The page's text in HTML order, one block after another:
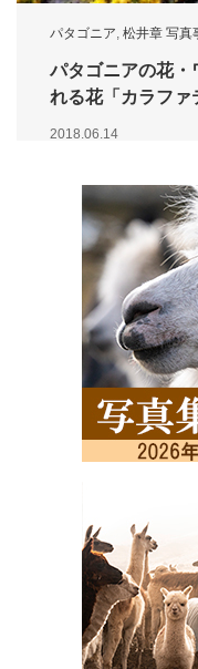
パタゴニア, 松井章 写真
パタゴニアの花
れる花「カラファ
2018.06.14